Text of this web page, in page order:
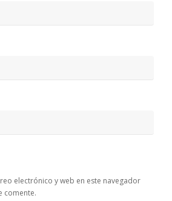
electrónico y web en este navegador
comente.